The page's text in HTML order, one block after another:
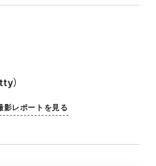
）
影レポートを見る